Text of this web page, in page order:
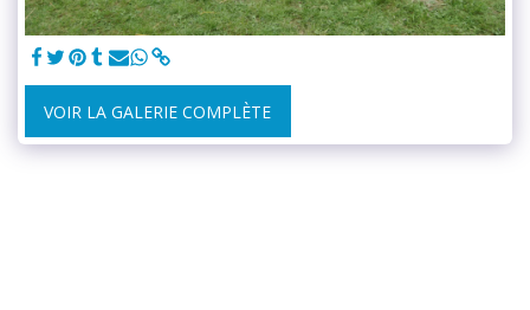
VOIR LA GALERIE COMPLÈTE